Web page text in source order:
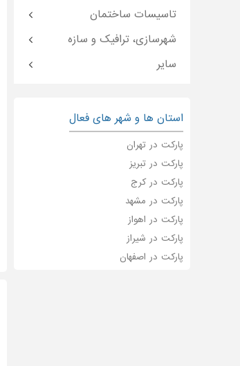
تاسیسات ساختمان
شهرسازی، ترافیک و سازه
سایر
استان ها و شهر های فعال
پارکت در تهران
پارکت در تبریز
پارکت در کرج
پارکت در مشهد
پارکت در اهواز
پارکت در شیراز
پارکت در اصفهان